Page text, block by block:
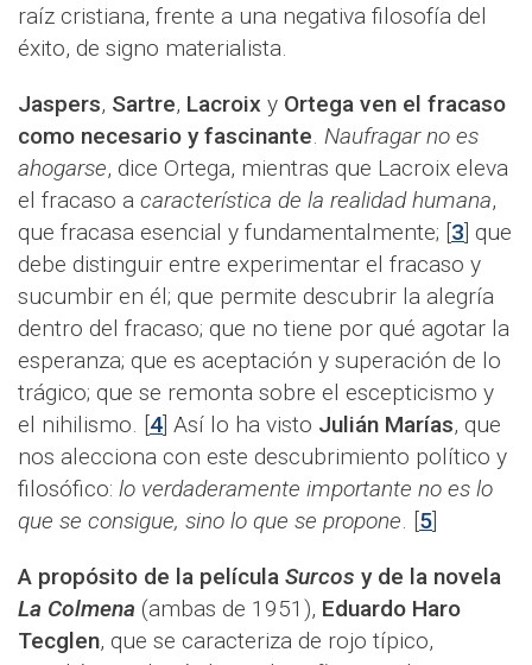
raíz cristiana, frente a una negativa filosofía del
éxito, de signo materialista.
Jaspers, Sartre, Lacroix y Ortega ven el fracaso
como necesario y fascinante. Naufragar no es
ahogarse, dice Ortega, mientras que Lacroix eleva
el fracaso a característica de la realidad humana,
que fracasa esencial y fundamentalmente; [3] que
debe distinguir entre experimentar el fracaso y
sucumbir en él; que permite descubrir la alegría
dentro del fracaso; que no tiene por qué agotar la
esperanza; que es aceptación y superación de lo
trágico; que se remonta sobre el escepticismo y
el nihilismo. [4] Así lo ha visto Julián Marías, que
nos alecciona con este descubrimiento político y
filosófico: lo verdaderamente importante no es lo
que se consigue, sino lo que se propone. [5]
A propósito de la película Surcos y de la novela
La Colmena (ambas de 1951), Eduardo Haro
Tecglen, que se caracteriza de rojo típico,